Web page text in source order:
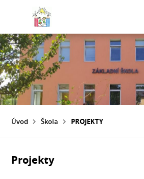
Úvod Škola PROJEKTY
Projekty